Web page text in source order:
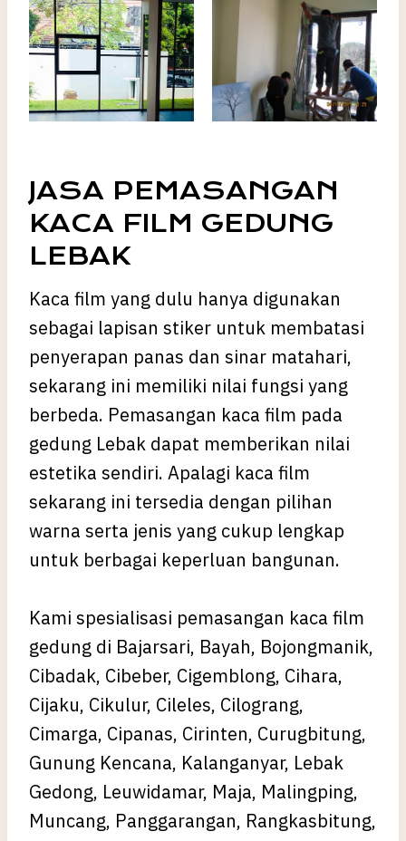
JASA PEMASANGAN
KACA FILM GEDUNG
LEBAK
Kaca film yang dulu hanya digunakan
sebagai lapisan stiker untuk membatasi
penyerapan panas dan sinar matahari,
sekarang ini memiliki nilai fungsi yang
berbeda. Pemasangan kaca film pada
gedung Lebak dapat memberikan nilai
estetika sendiri. Apalagi kaca film
sekarang ini tersedia dengan pilihan
warna serta jenis yang cukup lengkap
untuk berbagai keperluan bangunan.
Kami spesialisasi pemasangan kaca film
gedung di Bajarsari, Bayah, Bojongmanik,
Cibadak, Cibeber, Cigemblong, Cihara,
Cijaku, Cikulur, Cileles, Cilograng,
Cimarga, Cipanas, Cirinten, Curugbitung,
Gunung Kencana, Kalanganyar, Lebak
Gedong, Leuwidamar, Maja, Malingping,
Muncang, Panggarangan, Rangkasbitung,